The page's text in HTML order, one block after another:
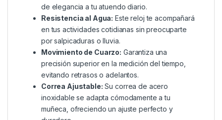
de elegancia a tu atuendo diario.
Resistencia al Agua: Este reloj te acompañará
en tus actividades cotidianas sin preocuparte
por salpicaduras o lluvia.
Movimiento de Cuarzo: Garantiza una
precisión superior en la medición del tiempo,
evitando retrasos o adelantos.
Correa Ajustable: Su correa de acero
inoxidable se adapta cómodamente a tu
muñeca, ofreciendo un ajuste perfecto y